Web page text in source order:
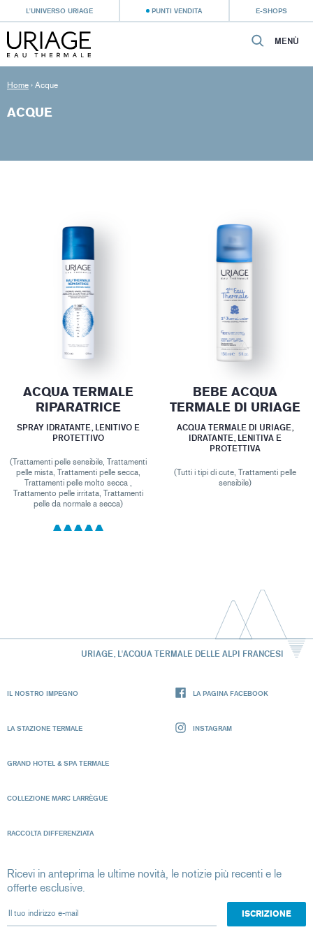
L'UNIVERSO URIAGE PUNTI VENDITA E-SHOPS
MENÙ
Home › Acque
ACQUE
ACQUA TERMALE
RIPARATRICE
SPRAY IDRATANTE, LENITIVO E
PROTETTIVO
(Trattamenti pelle sensibile, Trattamenti
pelle mista, Trattamenti pelle secca,
Trattamenti pelle molto secca ,
Trattamento pelle irritata, Trattamenti
pelle da normale a secca)
BEBE ACQUA
TERMALE DI URIAGE
ACQUA TERMALE DI URIAGE,
IDRATANTE, LENITIVA E
PROTETTIVA
(Tutti i tipi di cute, Trattamenti pelle
sensibile)
URIAGE, L'ACQUA TERMALE DELLE ALPI FRANCESI
IL NOSTRO IMPEGNO
LA STAZIONE TERMALE
GRAND HOTEL & SPA TERMALE
COLLEZIONE MARC LARRÈGUE
RACCOLTA DIFFERENZIATA
LA PAGINA FACEBOOK
INSTAGRAM
Ricevi in anteprima le ultime novità, le notizie più recenti e le
offerte esclusive.
Il tuo indirizzo e-mail